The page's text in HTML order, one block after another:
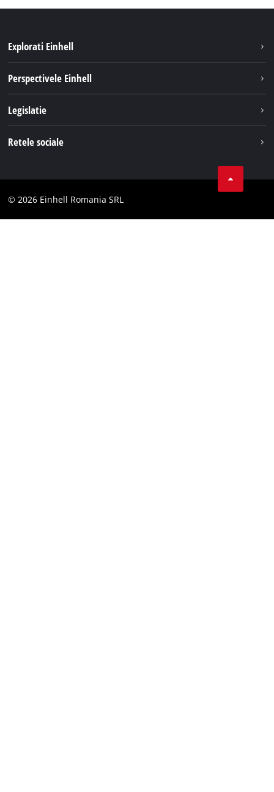
Explorati Einhell
Sistemul de acumulatori
Perspectivele Einhell
Einhell in lume
Legislatie
Declaratie de accesibilitate
Retele sociale
Facebook
© 2026 Einhell Romania SRL